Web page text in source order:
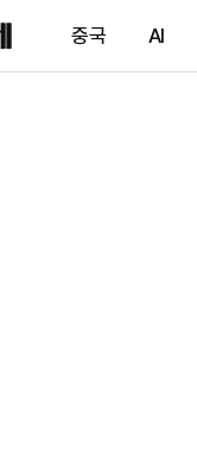
중국 AI